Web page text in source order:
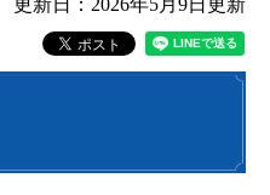
更新日：2026年5月9日更新